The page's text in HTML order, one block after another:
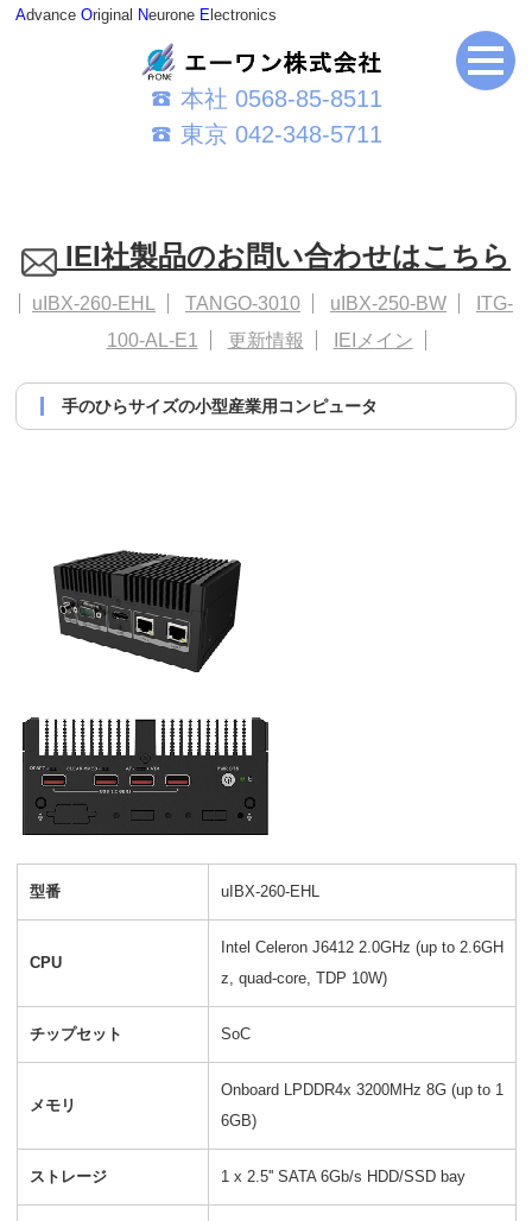
AdvanceOriginal Neurone E lectronics
本社 0568-85-8511
東京 042-348-5711
IEI社製品のお問い合わせはこちら
uIBX-260-EHL TANGO-3010 uIBX-250-BW
ITG-
100-AL-E1
更新情報 IEIメイン
手のひらサイズの小型産業用コンピュータ
型番 uIBX-260-EHL
CPU
Intel Celeron J6412 2.0GHz (up to 2.6GH
z, quad-core, TDP 10W)
チップセット SoC
メモリ
Onboard LPDDR4x 3200MHz 8G (up to 1
6GB)
ストレージ 1 x 2.5'' SATA 6Gb/s HDD/SSD bay